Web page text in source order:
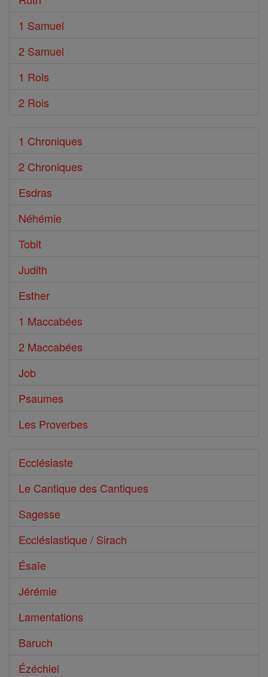
1 Samuel
2 Samuel
1 Rois
2 Rois
1 Chroniques
2 Chroniques
Esdras
Néhémie
Tobit
Judith
Esther
1 Maccabées
2 Maccabées
Job
Psaumes
Les Proverbes
Ecclésiaste
Le Cantique des Cantiques
Sagesse
Ecclésiastique / Sirach
Ésaïe
Jérémie
Lamentations
Baruch
Ézéchiel